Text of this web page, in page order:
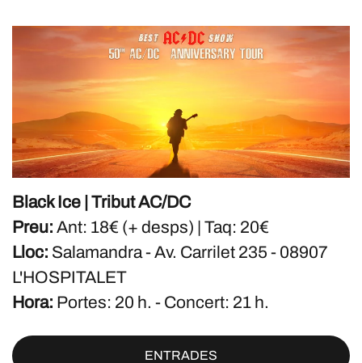
Black Ice | Tribut AC/DC
Preu: Ant: 18€ (+ desps) | Taq: 20€
Lloc: Salamandra - Av. Carrilet 235 - 08907
L'HOSPITALET
Hora: Portes: 20 h. - Concert: 21 h.
ENTRADES